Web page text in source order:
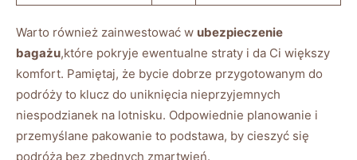
Warto również zainwestować w ubezpieczenie
bagażu,które pokryje ewentualne straty i da Ci większy
komfort. Pamiętaj, że bycie dobrze przygotowanym do
podróży to klucz do uniknięcia nieprzyjemnych
niespodzianek na lotnisku. Odpowiednie planowanie i
przemyślane pakowanie to podstawa, by cieszyć się
podróżą bez zbędnych zmartwień.